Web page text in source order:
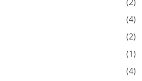
(4)
(2)
(1)
(4)